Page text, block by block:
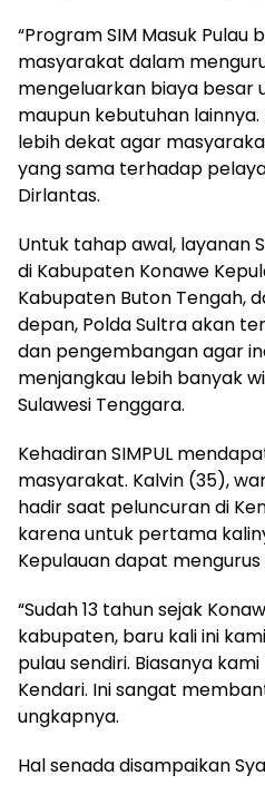
“Program SIM Masuk
masyarakat dalam
mengeluarkan biaya besar
maupun kebutuhan
lebih dekat agar
yang sama terhadap
Dirlantas.
Untuk tahap awal, layanan
di Kabupaten Konawe
Kabupaten Buton Tengah,
depan, Polda Sultra akan
dan pengembangan agar
menjangkau lebih banyak
Sulawesi Tenggara.
Kehadiran SIMPUL
masyarakat. Kalvin (35),
hadir saat peluncuran di
karena untuk pertama
Kepulauan dapat mengurus
“Sudah 13 tahun sejak
kabupaten, baru kali ini
pulau sendiri. Biasanya
Kendari. Ini sangat
ungkapnya.
Hal senada disampaikan